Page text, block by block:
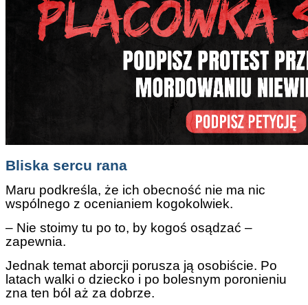
Bliska sercu rana
Maru podkreśla, że ich obecność nie ma nic
wspólnego z ocenianiem kogokolwiek.
– Nie stoimy tu po to, by kogoś osądzać –
zapewnia.
Jednak temat aborcji porusza ją osobiście. Po
latach walki o dziecko i po bolesnym poronieniu
zna ten ból aż za dobrze.